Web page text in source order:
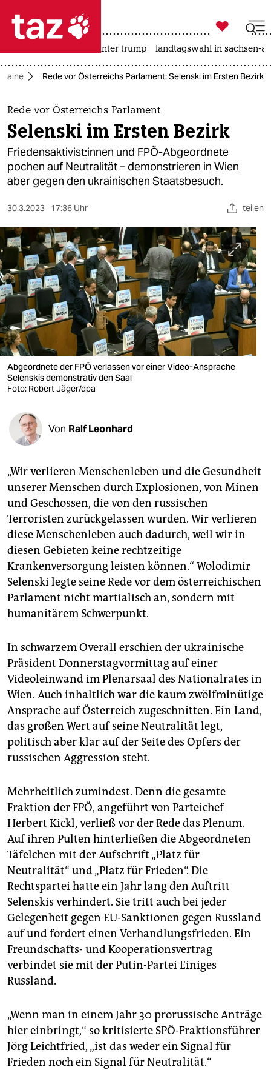
 taz zahl ich
taz zahl ich
themen
politik
öko
gesellschaft
sport
berlin
nord
wahrheit
verlag
verlag
shop
fragen & hilfe
unterstützen
abo
genossenschaft
epaper login

taz zahl ich
usa unter trump landtagswahl in sachsen-
Rede vor Österreichs Parlament: Selenski im Ersten Bezirk
Rede vor Österreichs Parlament
Selenski im Ersten Bezirk
Friedensak­ti­vis­t:in­nen und FPÖ-Abgeordnete
pochen auf Neutralität – demonstrieren in Wien
aber gegen den ukrainischen Staatsbesuch.
30.3.2023 17:36 Uhr teilen
Abgeordnete der FPÖ verlassen vor einer Video-Ansprache
Selenskis demonstrativ den Saal
Foto: Robert Jäger/dpa
Von Ralf Leonhard
„Wir verlieren Menschenleben und die Gesundheit
unserer Menschen durch Explosionen, von Minen
und Geschossen, die von den russischen
Terroristen zurückgelassen wurden. Wir verlieren
diese Menschenleben auch dadurch, weil wir in
diesen Gebieten keine rechtzeitige
Krankenversorgung leisten können.“ Wolodimir
Selenski legte seine Rede vor dem österreichischen
Parlament nicht martialisch an, sondern mit
humanitärem Schwerpunkt.
In schwarzem Overall erschien der ukrainische
Präsident Donnerstagvormittag auf einer
Videoleinwand im Plenarsaal des Nationalrates in
Wien. Auch inhaltlich war die kaum zwölfminütige
Ansprache auf Österreich zugeschnitten. Ein Land,
das großen Wert auf seine Neutralität legt,
politisch aber klar auf der Seite des Opfers der
russischen Aggression steht.
Mehrheitlich zumindest. Denn die gesamte
Fraktion der FPÖ, angeführt von Parteichef
Herbert Kickl, verließ vor der Rede das Plenum.
Auf ihren Pulten hinterließen die Abgeordneten
Täfelchen mit der Aufschrift „Platz für
Neutralität“ und „Platz für Frieden“. Die
Rechtspartei hatte ein Jahr lang den Auftritt
Selenskis verhindert. Sie tritt auch bei jeder
Gelegenheit gegen EU-Sanktionen gegen Russland
auf und fordert einen Verhandlungsfrieden. Ein
Freundschafts- und Kooperationsvertrag
verbindet sie mit der Putin-Partei Einiges
Russland.
„Wenn man in einem Jahr 30 prorussische Anträge
hier einbringt,“ so kritisierte SPÖ-Fraktionsführer
Jörg Leichtfried, „ist das weder ein Signal für
Frieden noch ein Signal für Neutralität.“